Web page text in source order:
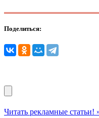
Поделиться:
Читать рекламные статьи!